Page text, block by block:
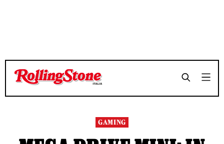
TEMPO DI LETTURA 3 MINUTI SHARE
TEMPO DI LETTURA 3 MINUTI SHARE
GAMING